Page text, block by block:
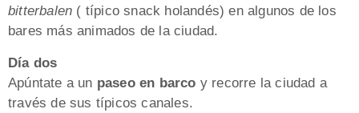
bitterbalen ( típico snack holandés) en algunos de los
bares más animados de la ciudad.
Día dos
Apúntate a un paseo en barco y recorre la ciudad a
través de sus típicos canales.